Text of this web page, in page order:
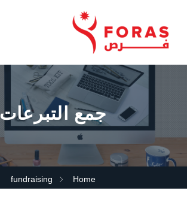
جمع التبرعات
Home
fundraising